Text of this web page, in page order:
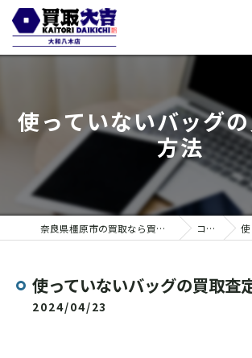
使っていないバッグ
方法
奈良県橿原市の買取なら買取大吉 大和八木店 コラム 使
使っていないバッグの買取査
2024/04/23